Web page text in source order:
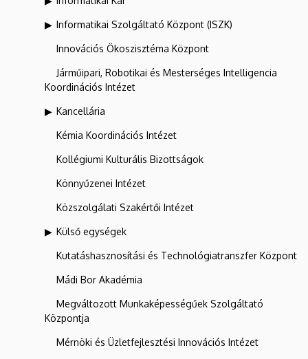
Informatikai Szolgáltató Központ (ISZK)
Innovációs Ökoszisztéma Központ
Járműipari, Robotikai és Mesterséges Intelligencia
Koordinációs Intézet
Kancellária
Kémia Koordinációs Intézet
Kollégiumi Kulturális Bizottságok
Könnyűzenei Intézet
Közszolgálati Szakértői Intézet
Külső egységek
Kutatáshasznosítási és Technológiatranszfer Központ
Mádi Bor Akadémia
Megváltozott Munkaképességűek Szolgáltató
Központja
Mérnöki és Üzletfejlesztési Innovációs Intézet